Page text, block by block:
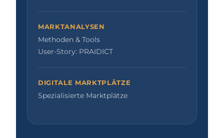
MARKTANALYSEN
Methoden & Tools
User-Story: PRAIDICT
DIGITALE MARKTPLÄTZE
Spezialisierte Marktplätze